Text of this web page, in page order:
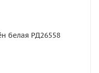
белая РД26558